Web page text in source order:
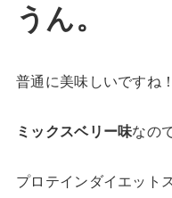
うん。
普通に美味しいですね！
ミックスベリー味なの
プロテインダイエット